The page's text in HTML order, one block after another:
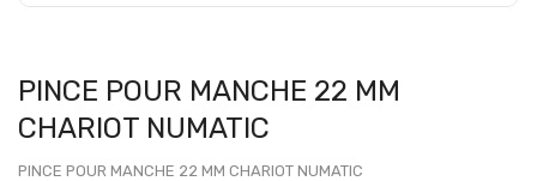
PINCE POUR MANCHE 22 MM
CHARIOT NUMATIC
PINCE POUR MANCHE 22 MM CHARIOT NUMATIC